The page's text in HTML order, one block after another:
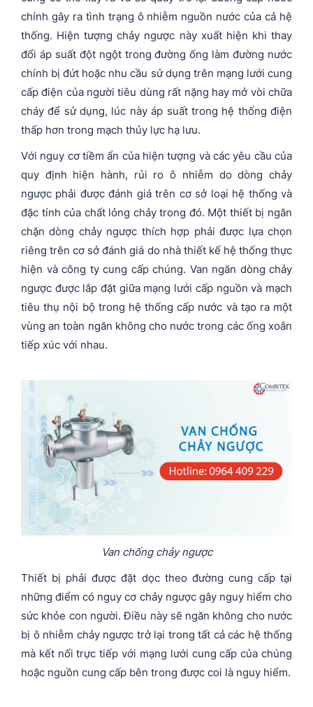
chính gây ra tình trạng ô nhiễm nguồn nước của cả hệ
thống. Hiện tượng chảy ngược này xuất hiện khi thay
đổi áp suất đột ngột trong đường ống làm đường nước
chính bị đứt hoặc nhu cầu sử dụng trên mạng lưới cung
cấp điện của người tiêu dùng rất nặng hay mở vòi chữa
cháy để sử dụng, lúc này áp suất trong hệ thống điện
thấp hơn trong mạch thủy lực hạ lưu.
Với nguy cơ tiềm ẩn của hiện tượng và các yêu cầu của
quy định hiện hành, rủi ro ô nhiễm do dòng chảy
ngược phải được đánh giá trên cơ sở loại hệ thống và
đặc tính của chất lỏng chảy trong đó. Một thiết bị ngăn
chặn dòng chảy ngược thích hợp phải được lựa chọn
riêng trên cơ sở đánh giá do nhà thiết kế hệ thống thực
hiện và công ty cung cấp chúng. Van ngăn dòng chảy
ngược được lắp đặt giữa mạng lưới cấp nguồn và mạch
tiêu thụ nội bộ trong hệ thống cấp nước và tạo ra một
vùng an toàn ngăn không cho nước trong các ống xoắn
tiếp xúc với nhau.
Van chống chảy ngược
Thiết bị phải được đặt dọc theo đường cung cấp tại
những điểm có nguy cơ chảy ngược gây nguy hiểm cho
sức khỏe con người. Điều này sẽ ngăn không cho nước
bị ô nhiễm chảy ngược trở lại trong tất cả các hệ thống
mà kết nối trực tiếp với mạng lưới cung cấp của chúng
hoặc nguồn cung cấp bên trong được coi là nguy hiểm.